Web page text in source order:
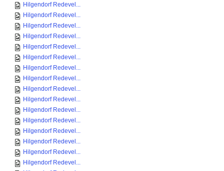
Hilgendorf Redevel...
Hilgendorf Redevel...
Hilgendorf Redevel...
Hilgendorf Redevel...
Hilgendorf Redevel...
Hilgendorf Redevel...
Hilgendorf Redevel...
Hilgendorf Redevel...
Hilgendorf Redevel...
Hilgendorf Redevel...
Hilgendorf Redevel...
Hilgendorf Redevel...
Hilgendorf Redevel...
Hilgendorf Redevel...
Hilgendorf Redevel...
Hilgendorf Redevel...